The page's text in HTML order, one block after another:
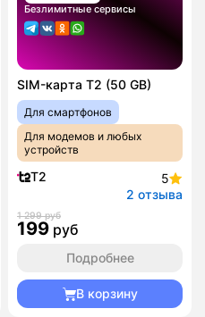
Безлимитные сервисы
SIM-карта T2 (50 GB)
Для смартфонов
Для модемов и любых
устройств
T2
5
2 отзыва
1 299 руб
199 руб
Подробнее
В корзину